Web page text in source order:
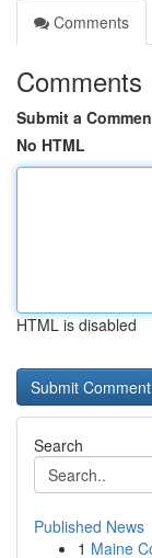
Comments
Comments
Submit a
No HTML
HTML is disabled
Search
Published News
1 Maine